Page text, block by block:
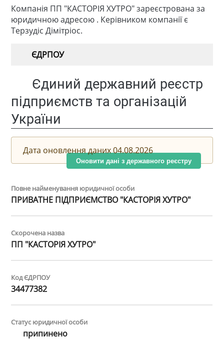
Компанія ПП "КАСТОРІЯ ХУТРО" зареєстрована за
юридичною адресою . Керівником компанії є
Терзудіс Дімітріос.
ЄДРПОУ
Єдиний державний реєстр
підприємств та організацій
України
Дата оновлення даних 04.08.2026
Оновити дані з державного реєстру
Повне найменування юридичної особи
ПРИВАТНЕ ПІДПРИЄМСТВО "КАСТОРІЯ ХУТРО"
Скорочена назва
ПП "КАСТОРІЯ ХУТРО"
Код ЄДРПОУ
34477382
Статус юридичної особи
припинено